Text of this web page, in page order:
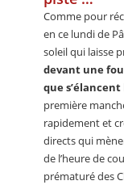
Comme pour
en ce lundi de
soleil qui laisse
devant une
que
première
rapidement et
directs qui
de l’heure de
prématuré des